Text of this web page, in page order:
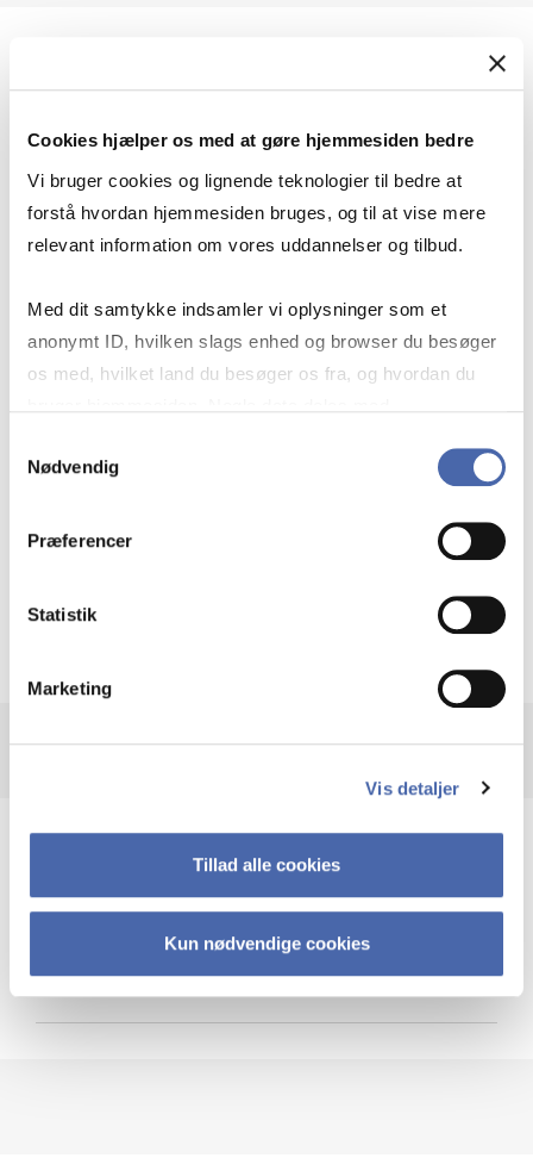
Cookies hjælper os med at gøre hjemmesiden bedre
Vi bruger cookies og lignende teknologier til bedre at
forstå hvordan hjemmesiden bruges, og til at vise mere
relevant information om vores uddannelser og tilbud.
Med dit samtykke indsamler vi oplysninger som et
anonymt ID, hvilken slags enhed og browser du besøger
os med, hvilket land du besøger os fra, og hvordan du
markedsføring. Du bestemmer selv - og kan altid trække
Nødvendig
Præferencer
Statistik
Marketing
Vis detaljer
Tillad alle cookies
Kun nødvendige cookies
Geopolitik og businesssikkerhed
navigerer man som virksomhed?
Krigen i Ukraine
Cybersikkerhed